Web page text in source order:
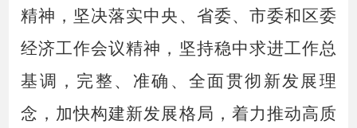
精神， 坚决落实中央、省委、市委和区委
经济工作会议精神， 坚持稳中求进工作总
基调，完整、准确、全面贯彻新发展理
念，加快构建新发展格局，着力推动高质